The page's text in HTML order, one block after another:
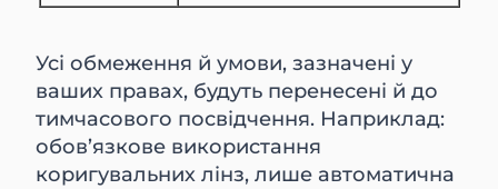
Усі обмеження й умови, зазначені у
ваших правах, будуть перенесені й до
тимчасового посвідчення. Наприклад:
обов’язкове використання
коригувальних лінз, лише автоматична